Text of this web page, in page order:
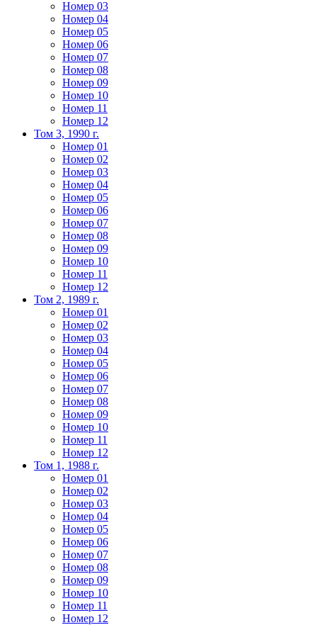
Номер 03
Номер 04
Номер 05
Номер 06
Номер 07
Номер 08
Номер 09
Номер 10
Номер 11
Номер 12
Том 3, 1990 г.
Номер 01
Номер 02
Номер 03
Номер 04
Номер 05
Номер 06
Номер 07
Номер 08
Номер 09
Номер 10
Номер 11
Номер 12
Том 2, 1989 г.
Номер 01
Номер 02
Номер 03
Номер 04
Номер 05
Номер 06
Номер 07
Номер 08
Номер 09
Номер 10
Номер 11
Номер 12
Том 1, 1988 г.
Номер 01
Номер 02
Номер 03
Номер 04
Номер 05
Номер 06
Номер 07
Номер 08
Номер 09
Номер 10
Номер 11
Номер 12